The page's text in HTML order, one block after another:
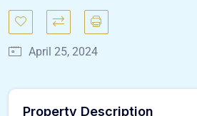
April 25, 2024
Property Description